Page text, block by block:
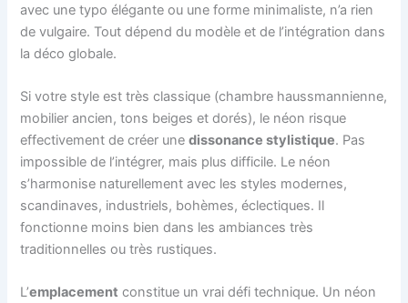
avec une typo élégante ou une forme minimaliste, n’a rien
de vulgaire. Tout dépend du modèle et de l’intégration dans
la déco globale.
Si votre style est très classique (chambre haussmannienne,
mobilier ancien, tons beiges et dorés), le néon risque
effectivement de créer unedissonance stylistique. Pas
impossible de l’intégrer, mais plus difficile. Le néon
s’harmonise naturellement avec les styles modernes,
scandinaves, industriels, bohèmes, éclectiques. Il
fonctionne moins bien dans les ambiances très
traditionnelles ou très rustiques.
L’emplacement constitue un vrai défi technique. Un néon